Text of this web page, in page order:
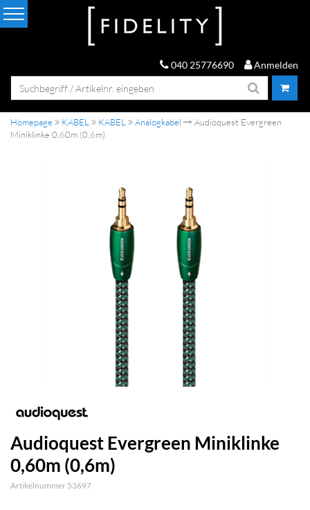
040 25776690 Anmelden
Homepage KABEL KABEL Analogkabel
Audioquest Evergreen
Miniklinke 0,60m (0,6m)
Audioquest Evergreen Miniklinke
0,60m (0,6m)
Artikelnummer 53697